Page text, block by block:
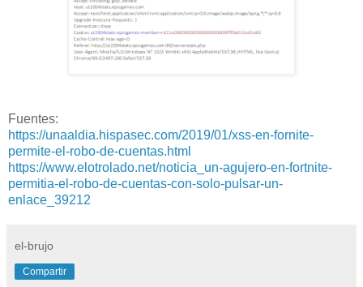
Fuentes:
https://unaaldia.hispasec.com/2019/01/xss-en-fornite-
permite-el-robo-de-cuentas.html
https://www.elotrolado.net/noticia_un-agujero-en-fortnite-
permitia-el-robo-de-cuentas-con-solo-pulsar-un-
enlace_39212
el-brujo
Compartir